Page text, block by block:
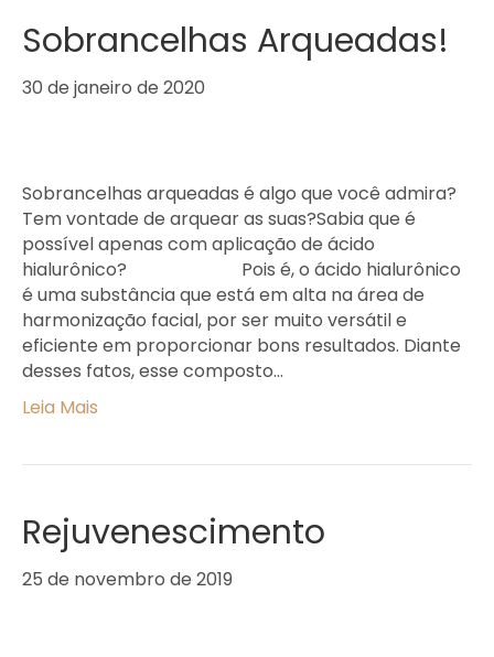
Sobrancelhas Arqueadas!
30 de janeiro de 2020
Sobrancelhas arqueadas é algo que você admira?
Tem vontade de arquear as suas?Sabia que é
possível apenas com aplicação de ácido
hialurônico? ⠀⠀⠀⠀⠀⠀⠀⠀ Pois é, o ácido hialurônico
é uma substância que está em alta na área de
harmonização facial, por ser muito versátil e
eficiente em proporcionar bons resultados. Diante
desses fatos, esse composto…
Leia Mais
Rejuvenescimento
25 de novembro de 2019